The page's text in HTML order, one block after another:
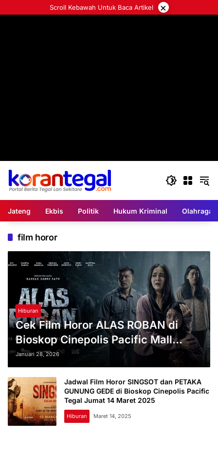
ke
Scroll Kebawah Untuk Baca Artikel ×
Jateng Ekbis Politik Hukum Kriminal Olahraga
film horor
Hiburan
Cek Film Horor ALAS ROBAN di
Bioskop Cinepolis Pacific Mall
Tegal, Rabu 28 Januari 2026
Januari 28, 2026
Jadwal Film Horor SINGSOT dan PETAKA
GUNUNG GEDE di Bioskop Cinepolis Pacific
Tegal Jumat 14 Maret 2025
Hiburan Maret 14, 2025